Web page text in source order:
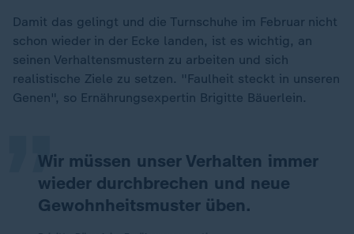
Damit das gelingt und die Turnschuhe im Februar nicht
schon wieder in der Ecke landen, ist es wichtig, an
seinen Verhaltensmustern zu arbeiten und sich
realistische Ziele zu setzen. "Faulheit steckt in unseren
Genen", so Ernährungsexpertin Brigitte Bäuerlein.
Wir müssen unser Verhalten immer
wieder durchbrechen und neue
Gewohnheitsmuster üben.
„